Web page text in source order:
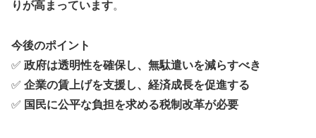
りが高まっています。
今後のポイント
✅ 政府は透明性を確保し、無駄遣いを減らすべき
✅ 企業の賃上げを支援し、経済成長を促進する
✅ 国民に公平な負担を求める税制改革が必要